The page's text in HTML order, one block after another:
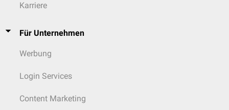
Karriere
Für Unternehmen
Werbung
Login Services
Content Marketing